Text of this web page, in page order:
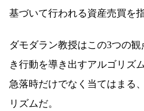
基づいて行われる資産売買を
ダモダラン教授はこの3つの
き行動を導き出すアルゴリズ
急落時だけでなく当てはまる
リズムだ。